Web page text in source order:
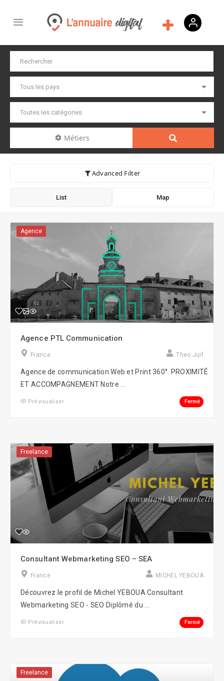
Métiers
Advanced Filter
List Map
Agence
Agence PTL Communication
France Theo Juif
Agence de communication Web et Print 360°. PROXIMITÉ
ET ACCOMPAGNEMENT Notre ...
Prévisualiser Fermé
Freelance
Consultant Webmarketing SEO – SEA
France MICHEL YEBOUA
Découvrez le profil de Michel YEBOUA Consultant
Webmarketing SEO - SEO Diplômé du ...
Prévisualiser Fermé
Freelance